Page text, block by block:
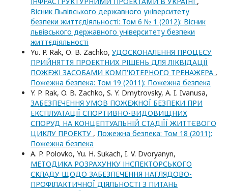
Вісник Львівського державного університету
безпеки життєдіяльності: Том 6 № 1 (2012): Вісник
львівського державного університету безпеки
життєдіяльності
Yu. P. Rak, О. B. Zachko, УДОСКОНАЛЕННЯ ПРОЦЕСУ
ПРИЙНЯТТЯ ПРОЕКТНИХ РІШЕНЬ ДЛЯ ЛІКВІДАЦІЇ
ПОЖЕЖІ ЗАСОБАМИ КОМП'ЮТЕРНОГО ТРЕНАЖЕРА ,
Пожежна безпека: Том 19 (2011): Пожежна безпека
Y. P. Rak, O. B. Zachko, S. Y. Dmytrovsky, A. I. Ivanusa,
ЗАБЕЗПЕЧЕННЯ УМОВ ПОЖЕЖНОЇ БЕЗПЕКИ ПРИ
ЕКСПЛУАТАЦІЇ СПОРТИВНО-ВИДОВИЩНИХ
СПОРУД НА КОНЦЕПТУАЛЬНІЙ СТАДІЇЇ ЖИТТЄВОГО
ЦИКЛУ ПРОЕКТУ , Пожежна безпека: Том 18 (2011):
Пожежна безпека
A. P. Polovko, Yu. H. Sukach, I. V. Dvoryanyn,
МЕТОДИКА РОЗРАХУНКУ ІНСПЕКТОРСЬКОГО
СКЛАДУ ЩОДО ЗАБЕЗПЕЧЕННЯ НАГЛЯДОВО-
ПРОФІЛАКТИЧНОЇ ДІЯЛЬНОСТІ З ПИТАНЬ